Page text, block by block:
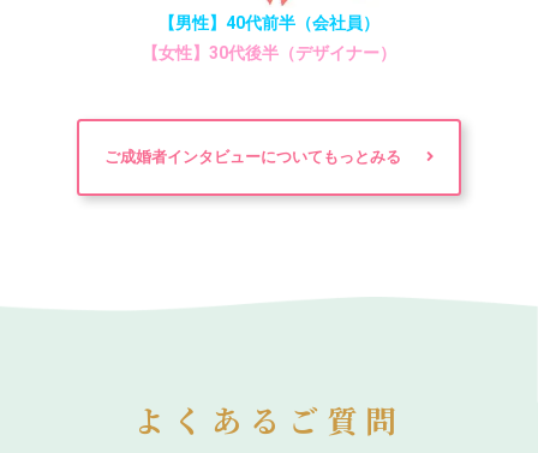
【男性】40代前半（会社員）
【女性】30代後半（デザイナー）
ご成婚者インタビューについてもっとみる
よくあるご質問